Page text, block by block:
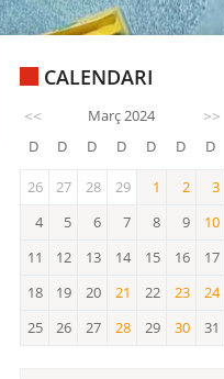
CALENDARI
<< Març 2024 >>
D D D D D D D
26 27 28 29 1 2 3
3
4 5 6 7 8 9 10
10
11 12 13 14 15 16
17
18
19 20 21
21
22 23
23
24
24
25 26 27 28 29 30 31